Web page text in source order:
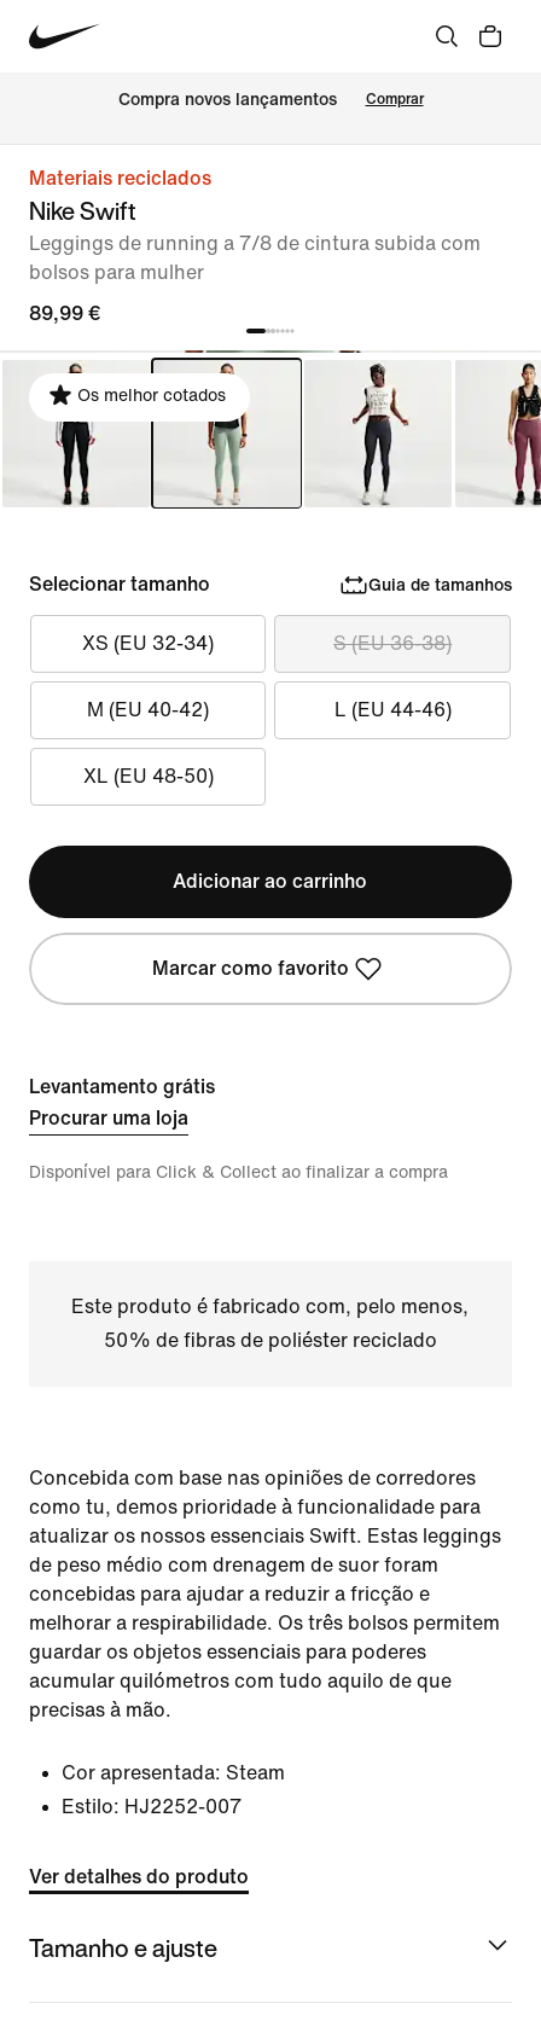
Compra novos lançamentos Comprar
Materiais reciclados
Nike Swift
Leggings de running a 7/8 de cintura subida com
bolsos para mulher
89,99 €
Os melhor cotados
Selecionar tamanho Guia de tamanhos
XS (EU 32-34) S (EU 36-38)
M (EU 40-42) L (EU 44-46)
XL (EU 48-50)
Adicionar ao carrinho
Marcar como favorito
Levantamento grátis
Procurar uma loja
Disponível para Click & Collect ao finalizar a compra
Este produto é fabricado com, pelo menos,
50% de fibras de poliéster reciclado
Concebida com base nas opiniões de corredores
como tu, demos prioridade à funcionalidade para
atualizar os nossos essenciais Swift. Estas leggings
de peso médio com drenagem de suor foram
concebidas para ajudar a reduzir a fricção e
melhorar a respirabilidade. Os três bolsos permitem
guardar os objetos essenciais para poderes
acumular quilómetros com tudo aquilo de que
precisas à mão.
Cor apresentada: Steam
Estilo: HJ2252-007
Ver detalhes do produto
Tamanho e ajuste